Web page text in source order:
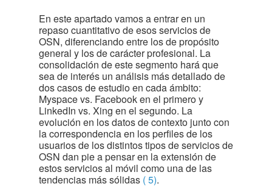
En este apartado vamos a entrar en un
repaso cuantitativo de esos servicios de
OSN, diferenciando entre los de propósito
general y los de carácter profesional. La
consolidación de este segmento hará que
sea de interés un análisis más detallado de
dos casos de estudio en cada ámbito:
Myspace vs. Facebook en el primero y
LinkedIn vs. Xing en el segundo. La
evolución en los datos de contexto junto con
la correspondencia en los perfiles de los
usuarios de los distintos tipos de servicios de
OSN dan pie a pensar en la extensión de
estos servicios al móvil como una de las
tendencias más sólidas ( 5).